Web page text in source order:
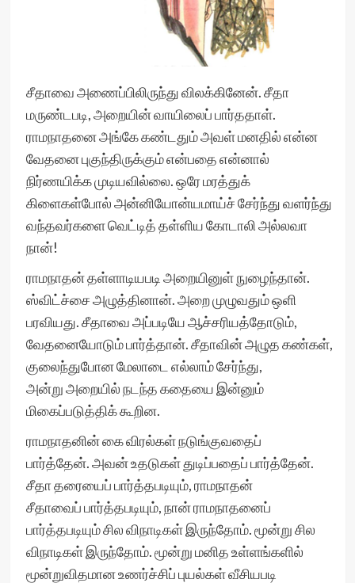
சீதாவை அணைப்பிலிருந்து விலக்கினேன். சீதா
மருண்டபடி, அறையின் வாயிலைப் பார்ததாள்.
ராமநாதனை அங்கே கண்டதும் அவள் மனதில் என்ன
வேதனை புகுந்திருக்கும் என்பதை என்னால்
நிர்ணயிக்க முடியவில்லை. ஒரே மரத்துக்
கிளைகள்போல் அன்னியோன்யமாய்ச் சேர்ந்து வளர்ந்து
வந்தவர்களை வெட்டித் தள்ளிய கோடாலி அல்லவா
நான்!
ராமநாதன் தள்ளாடியபடி அறையினுள் நுழைந்தான்.
ஸ்விட்ச்சை அழுத்தினான். அறை முழுவதும் ஒளி
பரவியது. சீதாவை அப்படியே ஆச்சரியத்தோடும்,
வேதனையோடும் பார்த்தான். சீதாவின் அழுத கண்கள்,
குலைந்துபோன மேலாடை எல்லாம் சேர்ந்து,
அன்று அறையில் நடந்த கதையை இன்னும்
மிகைப்படுத்திக் கூறின.
ராமநாதனின் கை விரல்கள் நடுங்குவதைப்
பார்த்தேன். அவன் உதடுகள் துடிப்பதைப் பார்த்தேன்.
சீதா தரையைப் பார்த்தபடியும், ராமநாதன்
சீதாவைப் பார்த்தபடியும், நான் ராமநாதனைப்
பார்த்தபடியும் சில விநாடிகள் இருந்தோம். மூன்று சில
விநாடிகள் இருந்தோம். மூன்று மனித உள்ளங்களில்
மூன்றுவிதமான உணர்ச்சிப் புயல்கள் வீசியபடி